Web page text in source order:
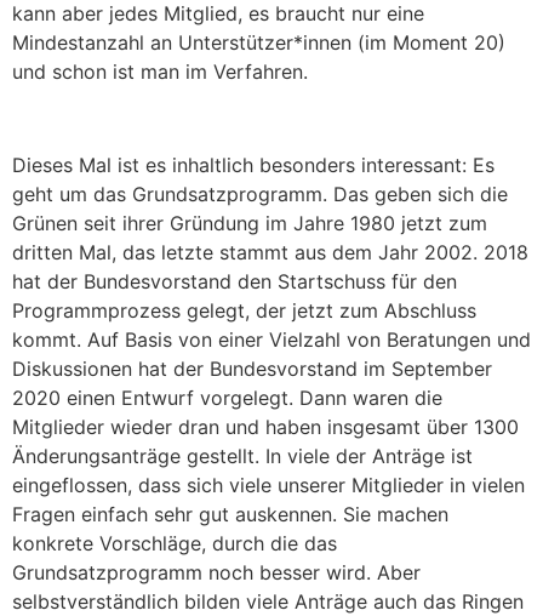
kann aber jedes Mitglied, es braucht nur eine
Mindestanzahl an Unterstützer*innen (im Moment 20)
und schon ist man im Verfahren.
Dieses Mal ist es inhaltlich besonders interessant: Es
geht um das Grundsatzprogramm. Das geben sich die
Grünen seit ihrer Gründung im Jahre 1980 jetzt zum
dritten Mal, das letzte stammt aus dem Jahr 2002. 2018
hat der Bundesvorstand den Startschuss für den
Programmprozess gelegt, der jetzt zum Abschluss
kommt. Auf Basis von einer Vielzahl von Beratungen und
Diskussionen hat der Bundesvorstand im September
2020 einen Entwurf vorgelegt. Dann waren die
Mitglieder wieder dran und haben insgesamt über 1300
Änderungsanträge gestellt. In viele der Anträge ist
eingeflossen, dass sich viele unserer Mitglieder in vielen
Fragen einfach sehr gut auskennen. Sie machen
konkrete Vorschläge, durch die das
Grundsatzprogramm noch besser wird. Aber
selbstverständlich bilden viele Anträge auch das Ringen